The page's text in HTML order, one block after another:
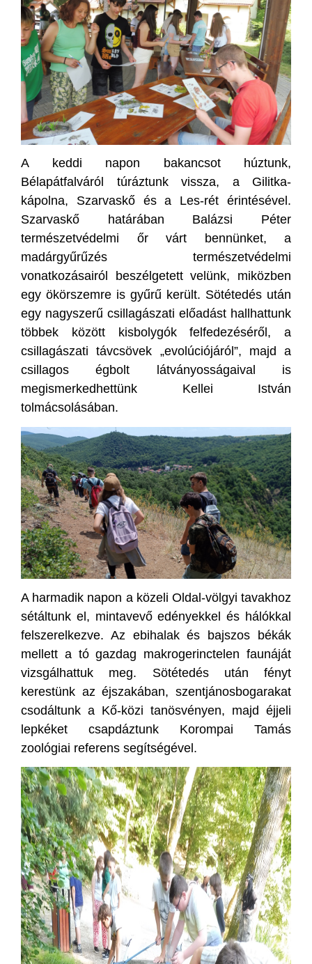
A keddi napon bakancsot húztunk,
Bélapátfalváról túráztunk vissza, a Gilitka-
kápolna, Szarvaskő és a Les-rét érintésével.
Szarvaskő határában Balázsi Péter
természetvédelmi őr várt bennünket, a
madárgyűrűzés természetvédelmi
vonatkozásairól beszélgetett velünk, miközben
egy ökörszemre is gyűrű került. Sötétedés után
egy nagyszerű csillagászati előadást hallhattunk
többek között kisbolygók felfedezéséről, a
csillagászati távcsövek „evolúciójáról”, majd a
csillagos égbolt látványosságaival is
megismerkedhettünk Kellei István
tolmácsolásában.
A harmadik napon a közeli Oldal-völgyi tavakhoz
sétáltunk el, mintavevő edényekkel és hálókkal
felszerelkezve. Az ebihalak és bajszos békák
mellett a tó gazdag makrogerinctelen faunáját
vizsgálhattuk meg. Sötétedés után fényt
kerestünk az éjszakában, szentjánosbogarakat
csodáltunk a Kő-közi tanösvényen, majd éjjeli
lepkéket csapdáztunk Korompai Tamás
zoológiai referens segítségével.